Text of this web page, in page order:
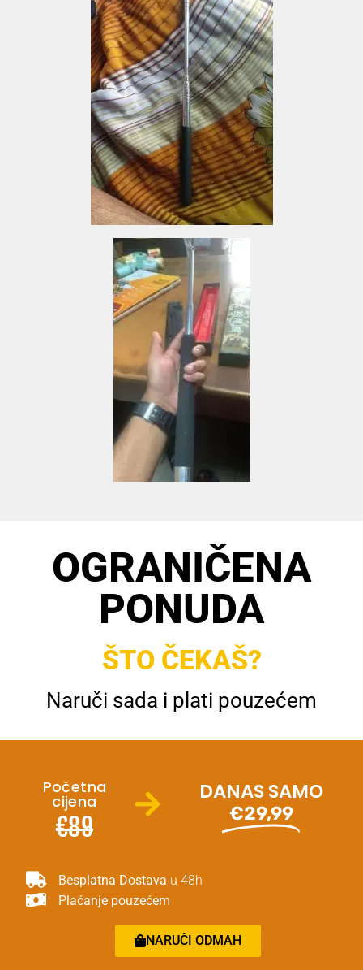
OGRANIČENA
PONUDA
ŠTO ČEKAŠ?
Naruči sada i plati pouzećem
Početna
cijena
€89
DANAS SAMO
€29,99
Besplatna Dostava u 48h
Plaćanje pouzećem
NARUČI ODMAH